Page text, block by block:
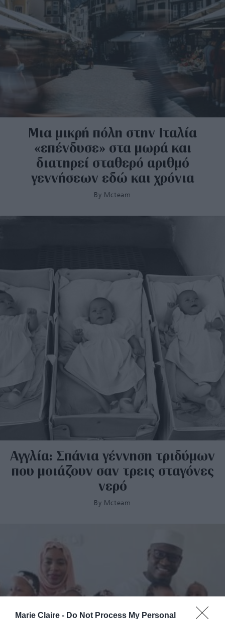
Marie Claire - Do Not Process My Personal
Μια μικρή πόλη στην Ιταλία
«επένδυσε» στα μωρά και
διατηρεί σταθερό αριθμό
γεννήσεων εδώ και χρόνια
By Mcteam
Αγγλία: Σπάνια γέννηση τριδύμων
που μοιάζουν σαν τρεις σταγόνες
νερό
By Mcteam